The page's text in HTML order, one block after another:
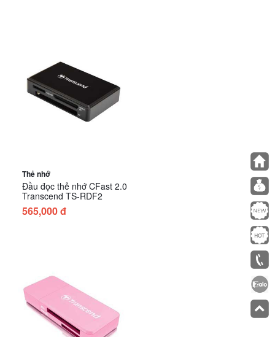
Thẻ nhớ
Đầu đọc thẻ nhớ CFast 2.0
Transcend TS-RDF2
565,000 đ